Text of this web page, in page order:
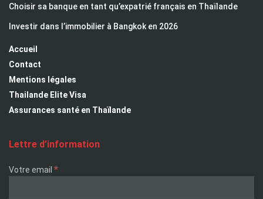
Choisir sa banque en tant qu’expatrié français en Thaïlande
Investir dans l’immobilier à Bangkok en 2026
Accueil
Contact
Mentions légales
Thailande Elite Visa
Assurances santé en Thaïlande
Lettre d’information
Votre email *